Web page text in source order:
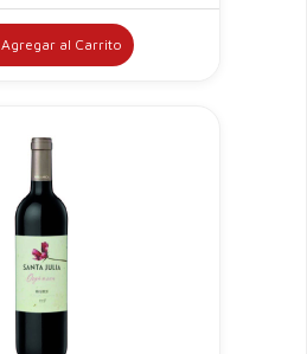
Agregar al Carrito